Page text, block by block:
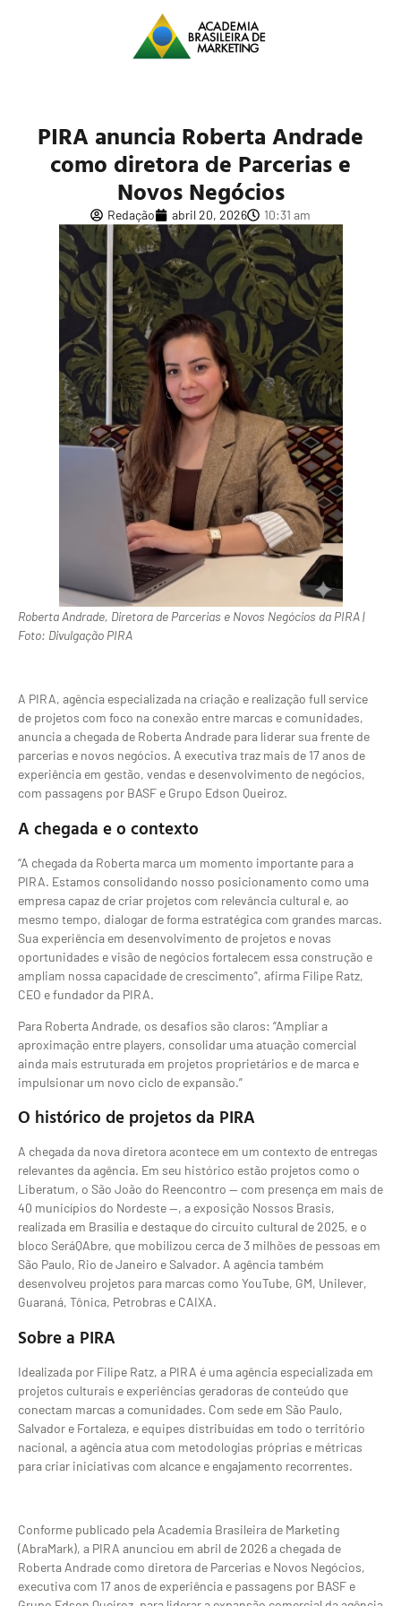
PIRA anuncia Roberta Andrade
como diretora de Parcerias e
Novos Negócios
Redação abril 20, 2026 10:31 am
Roberta Andrade, Diretora de Parcerias e Novos Negócios da PIRA |
Foto: Divulgação PIRA
A PIRA, agência especializada na criação e realização full service
de projetos com foco na conexão entre marcas e comunidades,
anuncia a chegada de Roberta Andrade para liderar sua frente de
parcerias e novos negócios. A executiva traz mais de 17 anos de
experiência em gestão, vendas e desenvolvimento de negócios,
com passagens por BASF e Grupo Edson Queiroz.
A chegada e o contexto
“A chegada da Roberta marca um momento importante para a
PIRA. Estamos consolidando nosso posicionamento como uma
empresa capaz de criar projetos com relevância cultural e, ao
mesmo tempo, dialogar de forma estratégica com grandes marcas.
Sua experiência em desenvolvimento de projetos e novas
oportunidades e visão de negócios fortalecem essa construção e
ampliam nossa capacidade de crescimento”, afirma Filipe Ratz,
CEO e fundador da PIRA.
Para Roberta Andrade, os desafios são claros: “Ampliar a
aproximação entre players, consolidar uma atuação comercial
ainda mais estruturada em projetos proprietários e de marca e
impulsionar um novo ciclo de expansão.”
O histórico de projetos da PIRA
A chegada da nova diretora acontece em um contexto de entregas
relevantes da agência. Em seu histórico estão projetos como o
Liberatum, o São João do Reencontro — com presença em mais de
40 municípios do Nordeste —, a exposição Nossos Brasis,
realizada em Brasília e destaque do circuito cultural de 2025, e o
bloco SeráQAbre, que mobilizou cerca de 3 milhões de pessoas em
São Paulo, Rio de Janeiro e Salvador. A agência também
desenvolveu projetos para marcas como YouTube, GM, Unilever,
Guaraná, Tônica, Petrobras e CAIXA.
Sobre a PIRA
Idealizada por Filipe Ratz, a PIRA é uma agência especializada em
projetos culturais e experiências geradoras de conteúdo que
conectam marcas a comunidades. Com sede em São Paulo,
Salvador e Fortaleza, e equipes distribuídas em todo o território
nacional, a agência atua com metodologias próprias e métricas
para criar iniciativas com alcance e engajamento recorrentes.
Conforme publicado pela Academia Brasileira de Marketing
(AbraMark), a PIRA anunciou em abril de 2026 a chegada de
Roberta Andrade como diretora de Parcerias e Novos Negócios,
executiva com 17 anos de experiência e passagens por BASF e